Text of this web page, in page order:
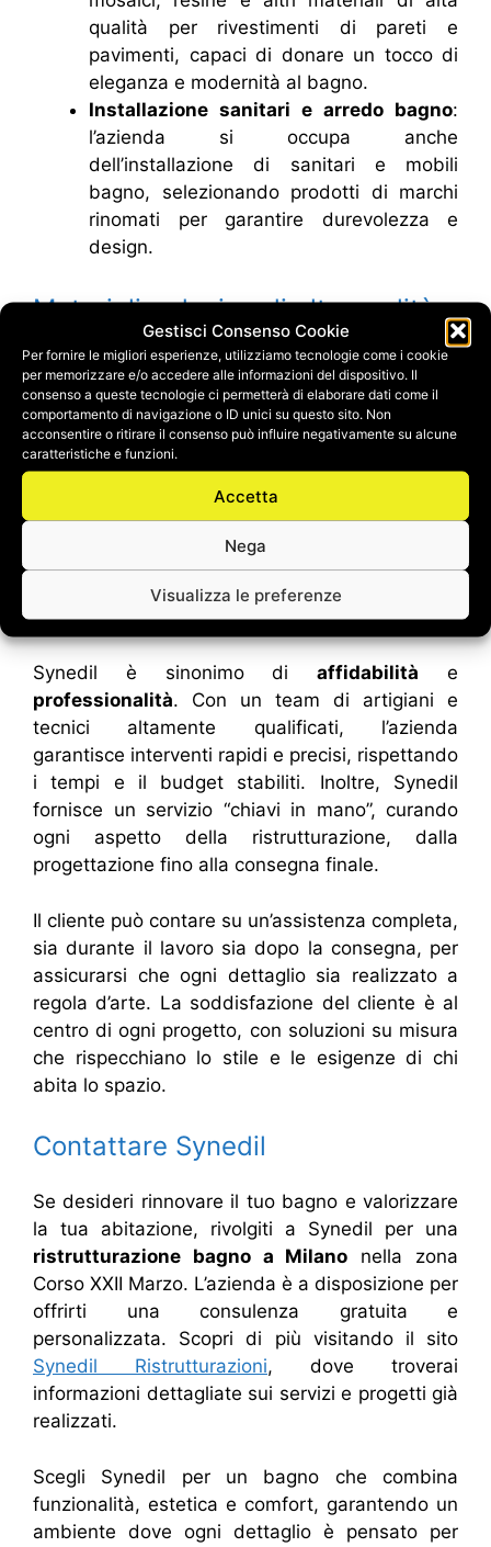
Gestisci Consenso Cookie
Per fornire le migliori esperienze, utilizziamo tecnologie come i cookie
per memorizzare e/o accedere alle informazioni del dispositivo. Il
consenso a queste tecnologie ci permetterà di elaborare dati come il
comportamento di navigazione o ID unici su questo sito. Non
acconsentire o ritirare il consenso può influire negativamente su alcune
caratteristiche e funzioni.
Accetta
Nega
Visualizza le preferenze
qualità per rivestimenti di pareti e
pavimenti, capaci di donare un tocco di
eleganza e modernità al bagno.
Installazione sanitari e arredo bagno:
l’azienda si occupa anche
dell’installazione di sanitari e mobili
bagno, selezionando prodotti di marchi
rinomati per garantire durevolezza e
design.
Materiali e design di alta qualità
Synedil si distingue per l’utilizzo dimateriali di
prima sceltae tecnologie avanzate che
assicurano la massima resistenza e facilità di
manutenzione. Che si tratti di un bagno in stile
moderno, classico o minimalista, Synedil è in
grado di trasformare ogni ambiente in un luogo
di relax e benessere, dove comfort ed estetica
convivono in perfetta armonia.
Perché scegliere Synedil
Synedil è sinonimo diaffidabilità e
professionalità. Con un team di artigiani e
tecnici altamente qualificati, l’azienda
garantisce interventi rapidi e precisi, rispettando
i tempi e il budget stabiliti. Inoltre, Synedil
fornisce un servizio “chiavi in mano”, curando
ogni aspetto della ristrutturazione, dalla
progettazione fino alla consegna finale.
Il cliente può contare su un’assistenza completa,
sia durante il lavoro sia dopo la consegna, per
assicurarsi che ogni dettaglio sia realizzato a
regola d’arte. La soddisfazione del cliente è al
centro di ogni progetto, con soluzioni su misura
che rispecchiano lo stile e le esigenze di chi
abita lo spazio.
Contattare Synedil
Se desideri rinnovare il tuo bagno e valorizzare
la tua abitazione, rivolgiti a Synedil per una
ristrutturazione bagno a Milano nella zona
Corso XXII Marzo. L’azienda è a disposizione per
offrirti una consulenza gratuita e
personalizzata. Scopri di più visitando il sito
Synedil Ristrutturazioni, dove troverai
informazioni dettagliate sui servizi e progetti già
realizzati.
Scegli Synedil per un bagno che combina
funzionalità, estetica e comfort, garantendo un
ambiente dove ogni dettaglio è pensato per